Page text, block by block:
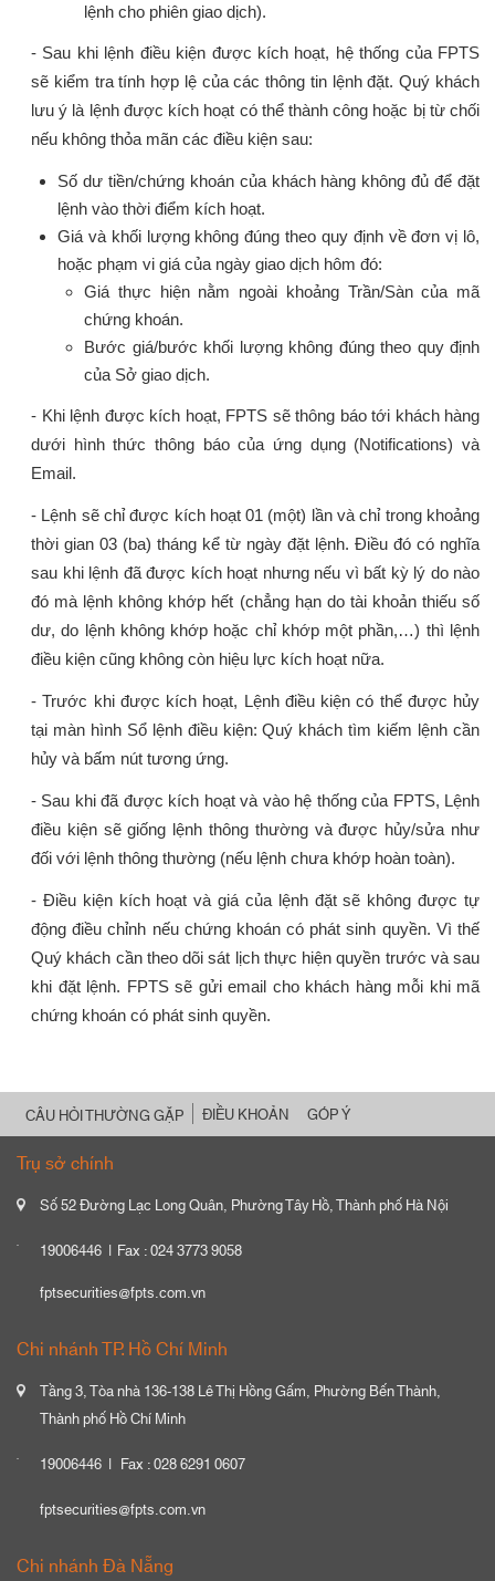
lệnh cho phiên giao dịch).
- Sau khi lệnh điều kiện được kích hoạt, hệ thống của FPTS
sẽ kiểm tra tính hợp lệ của các thông tin lệnh đặt. Quý khách
lưu ý là lệnh được kích hoạt có thể thành công hoặc bị từ chối
nếu không thỏa mãn các điều kiện sau:
Số dư tiền/chứng khoán của khách hàng không đủ để đặt
lệnh vào thời điểm kích hoạt.
Giá và khối lượng không đúng theo quy định về đơn vị lô,
hoặc phạm vi giá của ngày giao dịch hôm đó:
Giá thực hiện nằm ngoài khoảng Trần/Sàn của mã
chứng khoán.
Bước giá/bước khối lượng không đúng theo quy định
của Sở giao dịch.
- Khi lệnh được kích hoạt, FPTS sẽ thông báo tới khách hàng
dưới hình thức thông báo của ứng dụng (Notifications) và
Email.
- Lệnh sẽ chỉ được kích hoạt 01 (một) lần và chỉ trong khoảng
thời gian 03 (ba) tháng kể từ ngày đặt lệnh. Điều đó có nghĩa
sau khi lệnh đã được kích hoạt nhưng nếu vì bất kỳ lý do nào
đó mà lệnh không khớp hết (chẳng hạn do tài khoản thiếu số
dư, do lệnh không khớp hoặc chỉ khớp một phần,…) thì lệnh
điều kiện cũng không còn hiệu lực kích hoạt nữa.
- Trước khi được kích hoạt, Lệnh điều kiện có thể được hủy
tại màn hình Sổ lệnh điều kiện: Quý khách tìm kiếm lệnh cần
hủy và bấm nút tương ứng.
- Sau khi đã được kích hoạt và vào hệ thống của FPTS, Lệnh
điều kiện sẽ giống lệnh thông thường và được hủy/sửa như
đối với lệnh thông thường (nếu lệnh chưa khớp hoàn toàn).
- Điều kiện kích hoạt và giá của lệnh đặt sẽ không được tự
động điều chỉnh nếu chứng khoán có phát sinh quyền. Vì thế
Quý khách cần theo dõi sát lịch thực hiện quyền trước và sau
khi đặt lệnh. FPTS sẽ gửi email cho khách hàng mỗi khi mã
chứng khoán có phát sinh quyền.
CÂU HỎI THƯỜNG GẶP ĐIỀU KHOẢN GÓP Ý
Trụ sở chính
Số 52 Đường Lạc Long Quân, Phường Tây Hồ, Thành phố Hà Nội
19006446
Fax : 024 3773 9058
fptsecurities@fpts.com.vn
Chi nhánh TP. Hồ Chí Minh
Tầng 3, Tòa nhà 136-138 Lê Thị Hồng Gấm, Phường Bến Thành,
Thành phố Hồ Chí Minh
19006446
Fax : 028 6291 0607
fptsecurities@fpts.com.vn
Chi nhánh Đà Nẵng